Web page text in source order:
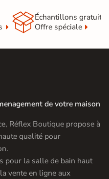
Échantillons gratuit
Offre spéciale
de votre maison
Réflex Boutique propose à
qualité pour
pour la salle de bain haut
vente en ligne aux